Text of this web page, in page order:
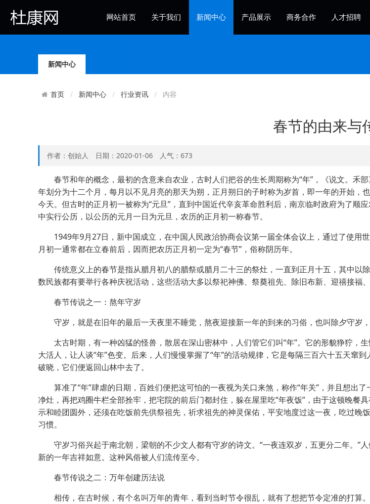
网站首页 关于我们 新闻中心 产品展示 商务合作 人才招聘
新闻中心
首页 新闻中心 行业资讯 内容
春节的由来与
作者：创始人 日期：2020-01-06 人气：673
春节和年的概念，最初的含意来自农业，古时人们把谷的生长周期称为“年”，《说文。禾
年划分为十二个月，每月以不见月亮的那天为朔，正月朔日的子时称为岁首，即一年的开始
今天。但古时的正月初一被称为“元旦”，直到中国近代辛亥革命胜利后，南京临时政府为了
中实行公历，以公历的元月一日为元旦，农历的正月初一称春节。
1949年9月27日，新中国成立，在中国人民政治协商会议第一届全体会议上，通过了使用
月初一通常都在立春前后，因而把农历正月初一定为“春节”，俗称阴历年。
传统意义上的春节是指从腊月初八的腊祭或腊月二十三的祭灶，一直到正月十五，其中以
数民族都有要举行各种庆祝活动，这些活动大多以祭祀神佛、祭奠祖先、除旧布新、迎禧接福
春节传说之一：熬年守岁
守岁，就是在旧年的最后一天夜里不睡觉，熬夜迎接新一年的到来的习俗，也叫除夕守岁
太古时期，有一种凶猛的怪兽，散居在深山密林中，人们管它们叫“年”。它的形貌狰狞，
大活人，让人谈“年”色变。后来，人们慢慢掌握了“年”的活动规律，它是每隔三百六十五天窜
破晓，它们便返回山林中去了。
算准了“年”肆虐的日期，百姓们便把这可怕的一夜视为关口来煞，称作“年关”，并且想出
净灶，再把鸡圈牛栏全部拴牢，把宅院的前后门都封住，躲在屋里吃“年夜饭”，由于这顿晚餐
示和睦团圆外，还须在吃饭前先供祭祖先，祈求祖先的神灵保佑，平安地度过这一夜，吃过
习惯。
守岁习俗兴起于南北朝，梁朝的不少文人都有守岁的诗文。“一夜连双岁，五更分二年。”
新的一年吉祥如意。这种风俗被人们流传至今。
春节传说之二：万年创建历法说
相传，在古时候，有个名叫万年的青年，看到当时节令很乱，就有了想把节令定准的打算